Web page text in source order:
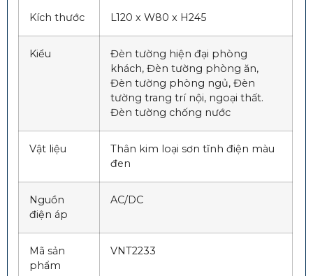
Kích thước L120 x W80 x H245
Kiểu Đèn tường hiện đại phòng
khách, Đèn tường phòng ăn,
Đèn tường phòng ngủ, Đèn
tường trang trí nội, ngoại thất.
Đèn tường chống nước
Vật liệu
Thân kim loại sơn tĩnh điện màu
đen
Nguồn
điện áp
AC/DC
Mã sản
phẩm
VNT2233